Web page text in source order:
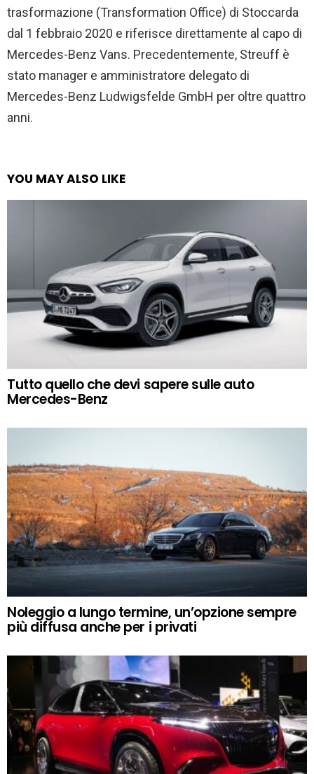
trasformazione (Transformation Office) di Stoccarda
dal 1 febbraio 2020 e riferisce direttamente al capo di
Mercedes-Benz Vans. Precedentemente, Streuff è
stato manager e amministratore delegato di
Mercedes-Benz Ludwigsfelde GmbH per oltre quattro
anni.
YOU MAY ALSO LIKE
Tutto quello che devi sapere sulle auto
Mercedes-Benz
Noleggio a lungo termine, un’opzione sempre
più diffusa anche per i privati